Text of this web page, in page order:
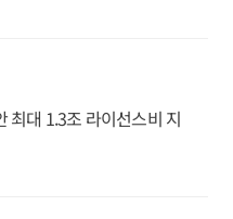
최대 1.3조 라이선스비 지